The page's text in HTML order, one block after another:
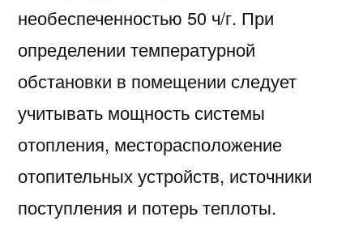
необеспеченностью 50 ч/г. При
определении температурной
обстановки в помещении следует
учитывать мощность системы
отопления, месторасположение
отопительных устройств, источники
поступления и потерь теплоты.